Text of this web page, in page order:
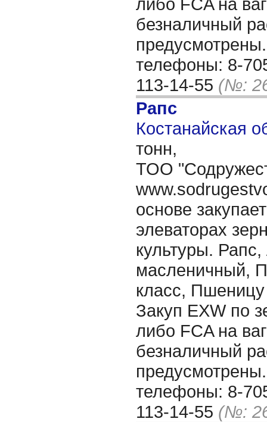
безналичный
телефоны: 8-
113-14-55 (№:
Рапс
Костанайская
тонн,
ТОО
основе
элеваторах
культуры.
масленичный,
класс,
Закуп EXW по
либо FCA на
безналичный
телефоны: 8-
113-14-55 (№: